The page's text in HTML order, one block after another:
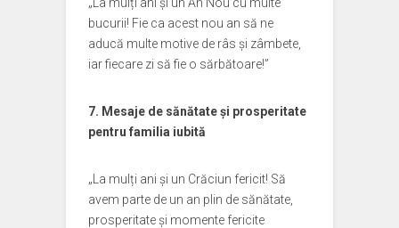
bucurii! Fie ca acest nou an să ne
aducă multe motive de râs și zâmbete,
iar fiecare zi să fie o sărbătoare!”
7. Mesaje de sănătate și prosperitate
pentru familia iubită
„La mulți ani și un Crăciun fericit! Să
avem parte de un an plin de sănătate,
prosperitate și momente fericite